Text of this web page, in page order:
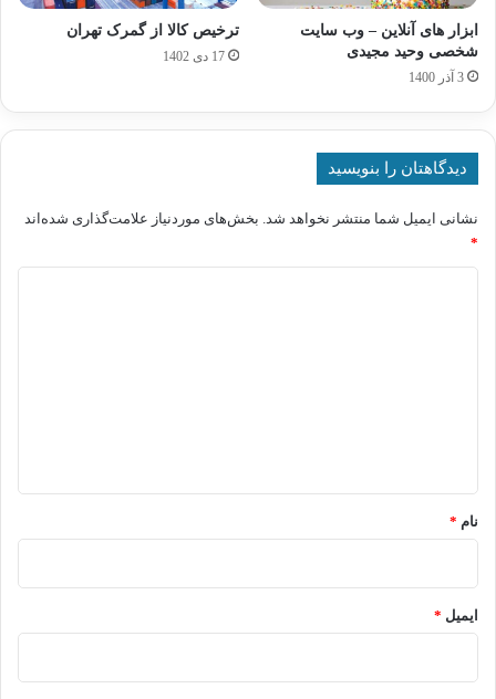
ابزار های آنلاین – وب سایت
شخصی وحید مجیدی
3 آذر 1400
ترخیص کالا از گمرک تهران
17 دی 1402
دیدگاهتان را بنویسید
نشانی ایمیل شما منتشر نخواهد شد. بخش‌های موردنیاز علامت‌گذاری شده‌اند
*
نام *
ایمیل *